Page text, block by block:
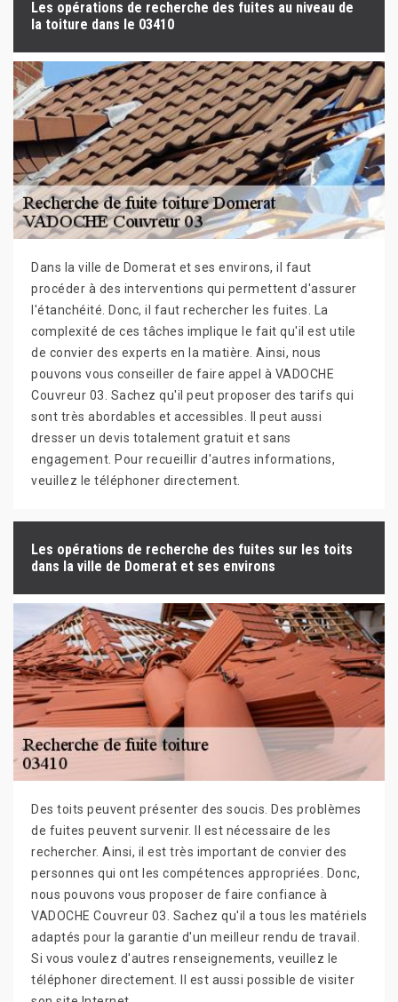
Les opérations de recherche des fuites au niveau de
la toiture dans le 03410
Dans la ville de Domerat et ses environs, il faut
procéder à des interventions qui permettent d'assurer
l'étanchéité. Donc, il faut rechercher les fuites. La
complexité de ces tâches implique le fait qu'il est utile
de convier des experts en la matière. Ainsi, nous
pouvons vous conseiller de faire appel à VADOCHE
Couvreur 03. Sachez qu'il peut proposer des tarifs qui
sont très abordables et accessibles. Il peut aussi
dresser un devis totalement gratuit et sans
engagement. Pour recueillir d'autres informations,
veuillez le téléphoner directement.
Les opérations de recherche des fuites sur les toits
dans la ville de Domerat et ses environs
Des toits peuvent présenter des soucis. Des problèmes
de fuites peuvent survenir. Il est nécessaire de les
rechercher. Ainsi, il est très important de convier des
personnes qui ont les compétences appropriées. Donc,
nous pouvons vous proposer de faire confiance à
VADOCHE Couvreur 03. Sachez qu'il a tous les matériels
adaptés pour la garantie d'un meilleur rendu de travail.
Si vous voulez d'autres renseignements, veuillez le
téléphoner directement. Il est aussi possible de visiter